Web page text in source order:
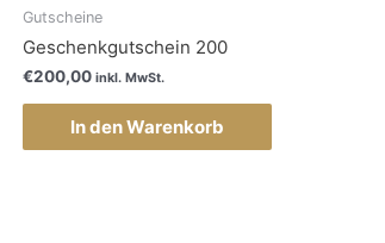
Gutscheine
Geschenkgutschein 200
€200,00 inkl. MwSt.
In den Warenkorb